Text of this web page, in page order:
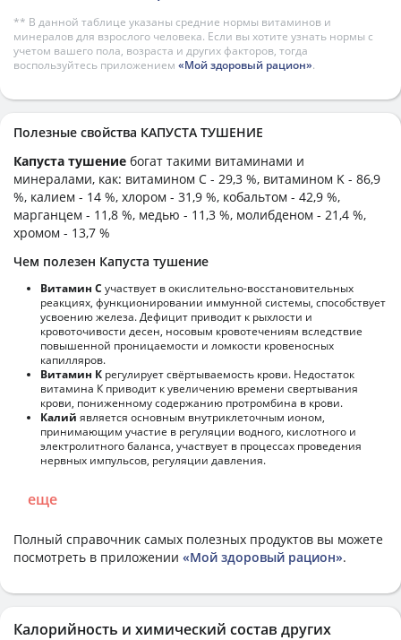
** В данной таблице указаны средние нормы витаминов и
минералов для взрослого человека. Если вы хотите узнать нормы с
учетом вашего пола, возраста и других факторов, тогда
воспользуйтесь приложением «Мой здоровый рацион».
Полезные свойства КАПУСТА ТУШЕНИЕ
Капуста тушение богат такими витаминами и
минералами, как: витамином C - 29,3 %, витамином K - 86,9
%, калием - 14 %, хлором - 31,9 %, кобальтом - 42,9 %,
марганцем - 11,8 %, медью - 11,3 %, молибденом - 21,4 %,
хромом - 13,7 %
Чем полезен Капуста тушение
Витамин С участвует в окислительно-восстановительных
реакциях, функционировании иммунной системы, способствует
усвоению железа. Дефицит приводит к рыхлости и
кровоточивости десен, носовым кровотечениям вследствие
повышенной проницаемости и ломкости кровеносных
капилляров.
Витамин К регулирует свёртываемость крови. Недостаток
витамина К приводит к увеличению времени свертывания
крови, пониженному содержанию протромбина в крови.
Калий является основным внутриклеточным ионом,
принимающим участие в регуляции водного, кислотного и
электролитного баланса, участвует в процессах проведения
нервных импульсов, регуляции давления.
еще
Полный справочник самых полезных продуктов вы можете
посмотреть в приложении «Мой здоровый рацион».
Калорийность и химический состав других